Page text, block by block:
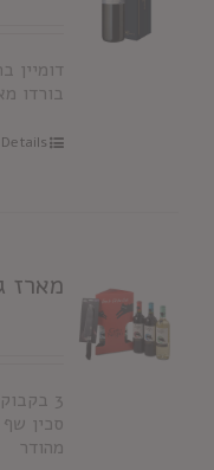
דומיין
בורדו
Details
מארז
3
סכין
מהודר